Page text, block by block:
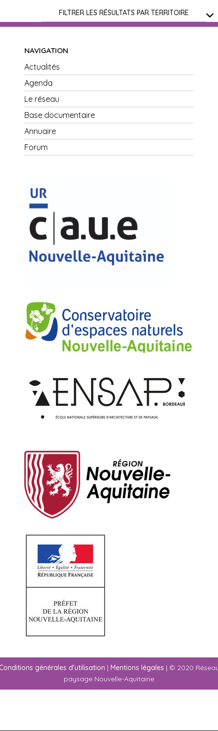
FILTRER LES RÉSULTATS PAR TERRITOIRE
NAVIGATION
Actualités
Agenda
Le réseau
Base documentaire
Annuaire
Forum
générales d'utilisation | Mentions légales | © 2020
paysage Nouvelle-Aquitaine